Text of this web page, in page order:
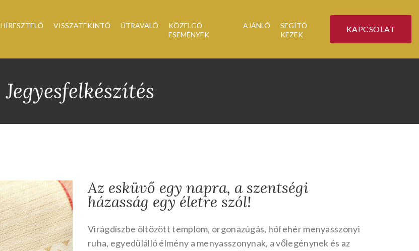
HÍRESZTELŐ VISSZATEKINTŐ ÚTRAVALÓ
KÖZELGŐ
ESEMÉNYEK
AJÁNLÓ
SEGÍTŐ
KEZEK
KAPCSOLAT
Jegyesfelkészítés
Az esküvő egy napra, a szentségi
házasság egy életre szól!
Virágdíszbe öltözött templom, orgonazúgás, hófehér menyasszonyi
ruha, egyedülálló élmény a menyasszonynak, a vőlegénynek és az